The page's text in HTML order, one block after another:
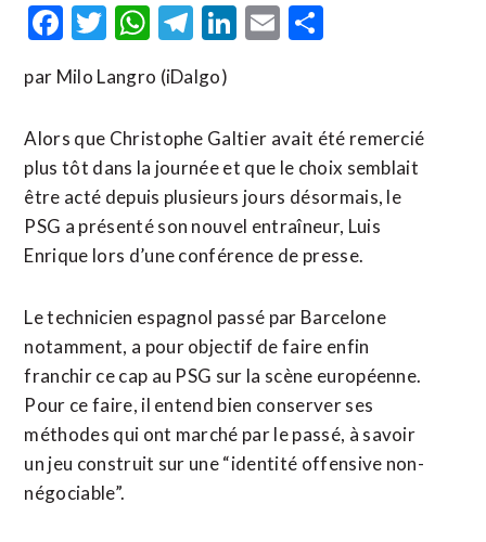
Facebook
Twitter
WhatsApp
Telegram
LinkedIn
Email
par Milo Langro (iDalgo)
Alors que Christophe Galtier avait été remercié
plus tôt dans la journée et que le choix semblait
être acté depuis plusieurs jours désormais, le
PSG a présenté son nouvel entraîneur, Luis
Enrique lors d’une conférence de presse.
Le technicien espagnol passé par Barcelone
notamment, a pour objectif de faire enfin
franchir ce cap au PSG sur la scène européenne.
Pour ce faire, il entend bien conserver ses
méthodes qui ont marché par le passé, à savoir
un jeu construit sur une “identité offensive non-
négociable”.